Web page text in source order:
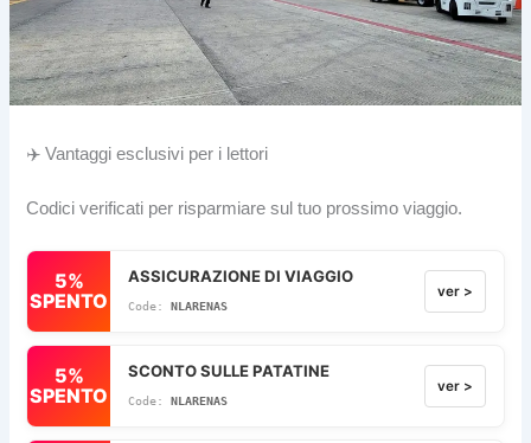
✈️ Vantaggi esclusivi per i lettori
Codici verificati per risparmiare sul tuo prossimo viaggio.
5%
SPENTO
ASSICURAZIONE DI VIAGGIO
NLARENAS
ver >
5%
SPENTO
SCONTO SULLE PATATINE
NLARENAS
ver >